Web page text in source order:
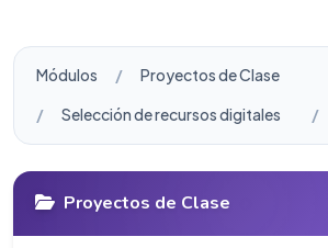
Módulos
Proyectos de Clase
Selección de recursos digitales
Proyectos de Clase